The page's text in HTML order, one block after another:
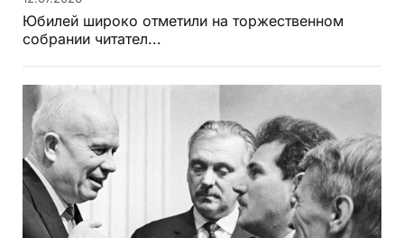
Юбилей широко отметили на торжественном
собрании читател...